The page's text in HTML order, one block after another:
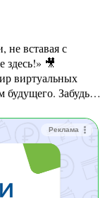
🎥
виртуальных
будущего. Забудь…
Реклама